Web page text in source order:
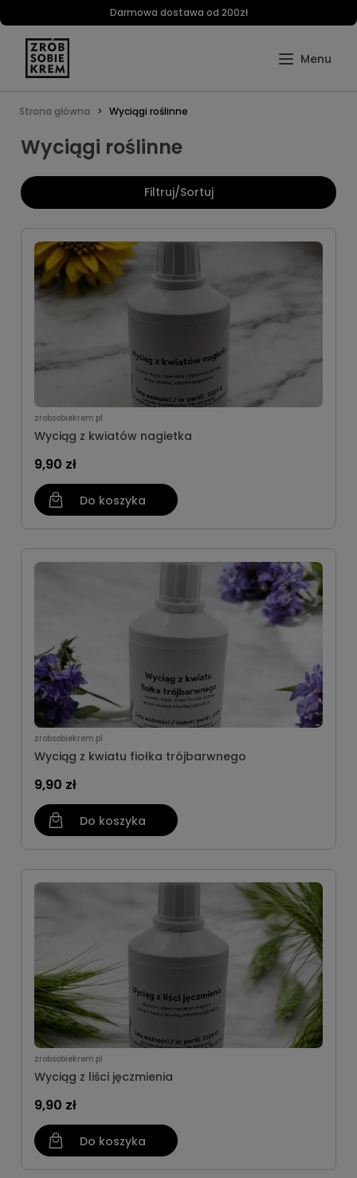
Darmowa dostawa od 200zł
Strona główna Wyciągi roślinne
Wyciągi roślinne
Filtruj/Sortuj
zrobsobiekrem.pl
Wyciąg z kwiatów nagietka
9,90 zł
Do koszyka
zrobsobiekrem.pl
Wyciąg z kwiatu fiołka trójbarwnego
9,90 zł
Do koszyka
zrobsobiekrem.pl
Wyciąg z liści jęczmienia
9,90 zł
Do koszyka